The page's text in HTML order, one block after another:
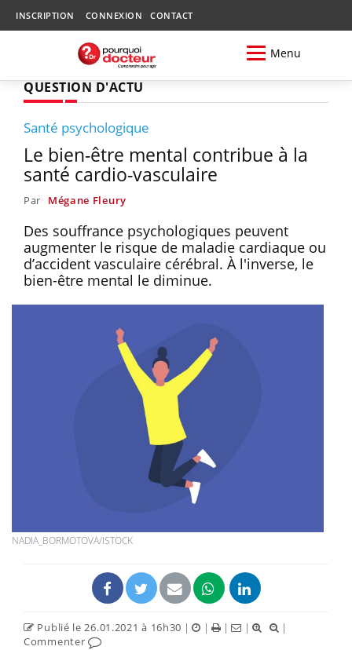
INSCRIPTION CONNEXION CONTACT
Menu
QUESTION D'ACTU
Santé psychologique
Le bien-être mental contribue à la
santé cardio-vasculaire
Par Mégane Fleury
Des souffrance psychologiques peuvent
augmenter le risque de maladie cardiaque ou
d’accident vasculaire cérébral. À l'inverse, le
bien-être mental le diminue.
NADIA_BORMOTOVA/ISTOCK
Publié le 26.01.2021 à 16h30 | | | |
|
Commenter